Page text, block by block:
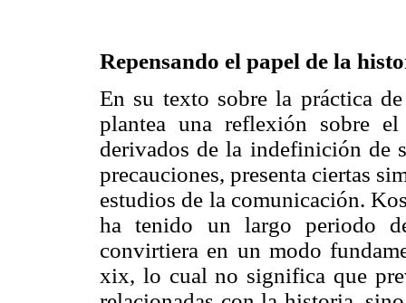
Repensando el papel de la
En su texto sobre la práctica
plantea una reflexión sobre
derivados de la indefinición de
precauciones, presenta ciertas
estudios de la comunicación.
ha tenido un largo periodo
convirtiera en un modo
xix, lo cual no significa que